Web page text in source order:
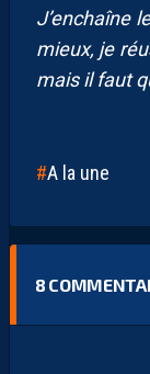
J’enchaîne
mieux, je
mais il faut
A la une
8